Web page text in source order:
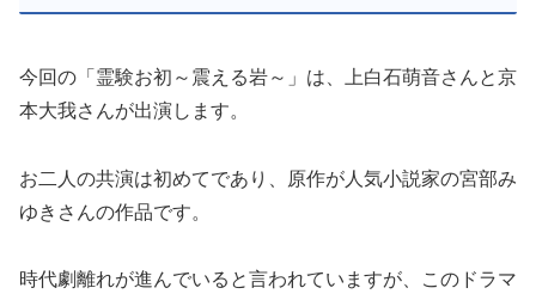
今回の「霊験お初～震える岩～」は、上白石萌音さんと京
本大我さんが出演します。
お二人の共演は初めてであり、原作が人気小説家の宮部み
ゆきさんの作品です。
時代劇離れが進んでいると言われていますが、このドラマ